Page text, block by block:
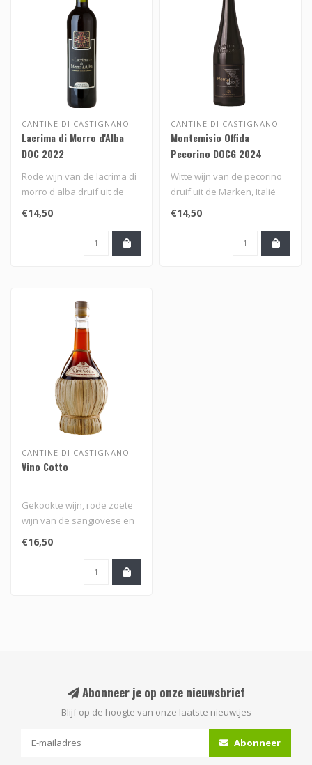
CANTINE DI CASTIGNANO
Lacrima di Morro d'Alba
DOC 2022
Rode wijn van de lacrima di
morro d'alba druif uit de
Marken, Italië..
€14,50
CANTINE DI CASTIGNANO
Montemisio Offida
Pecorino DOCG 2024
Witte wijn van de pecorino
druif uit de Marken, Italië
€14,50
CANTINE DI CASTIGNANO
Vino Cotto
Gekookte wijn, rode zoete
wijn van de sangiovese en
montepulciano druif uit de
€16,50
Abonneer je op onze nieuwsbrief
Blijf op de hoogte van onze laatste nieuwtjes
Abonneer